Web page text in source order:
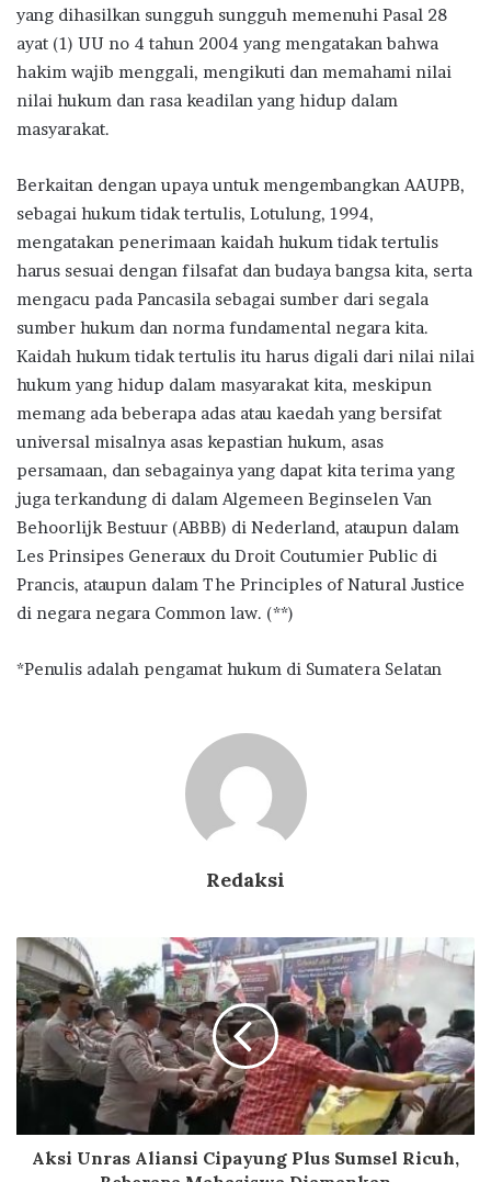
yang dihasilkan sungguh sungguh memenuhi Pasal 28
ayat (1) UU no 4 tahun 2004 yang mengatakan bahwa
hakim wajib menggali, mengikuti dan memahami nilai
nilai hukum dan rasa keadilan yang hidup dalam
masyarakat.
Berkaitan dengan upaya untuk mengembangkan AAUPB,
sebagai hukum tidak tertulis, Lotulung, 1994,
mengatakan penerimaan kaidah hukum tidak tertulis
harus sesuai dengan filsafat dan budaya bangsa kita, serta
mengacu pada Pancasila sebagai sumber dari segala
sumber hukum dan norma fundamental negara kita.
Kaidah hukum tidak tertulis itu harus digali dari nilai nilai
hukum yang hidup dalam masyarakat kita, meskipun
memang ada beberapa adas atau kaedah yang bersifat
universal misalnya asas kepastian hukum, asas
persamaan, dan sebagainya yang dapat kita terima yang
juga terkandung di dalam Algemeen Beginselen Van
Behoorlijk Bestuur (ABBB) di Nederland, ataupun dalam
Les Prinsipes Generaux du Droit Coutumier Public di
Prancis, ataupun dalam The Principles of Natural Justice
di negara negara Common law. (**)
*Penulis adalah pengamat hukum di Sumatera Selatan
Redaksi
Aksi Unras Aliansi Cipayung Plus Sumsel Ricuh,